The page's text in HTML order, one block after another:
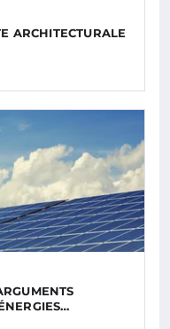
ARCHITECTURALE